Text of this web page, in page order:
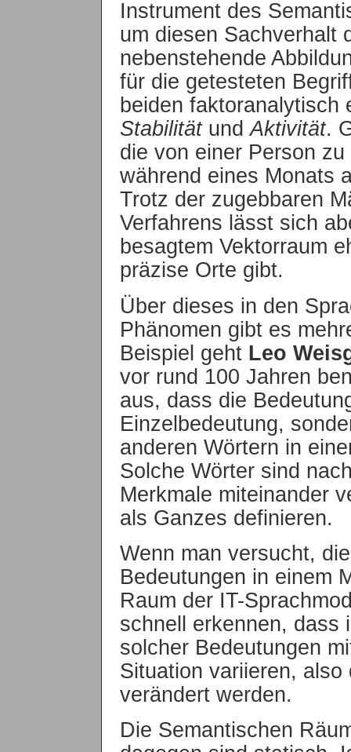
Instrument des
um diesen Sachverhalt
nebenstehende
für die getesteten
beiden faktoranalytisch
StabilitätundAktivität.
die von einer Person
während eines Monats
Trotz der zugebbaren
Verfahrens lässt sich
besagtem Vektorraum
präzise Orte gibt.
Über dieses in den
Phänomen gibt es
Beispiel geht Leo
vor rund 100 Jahren
aus, dass die
Einzelbedeutung,
anderen Wörtern in
Solche Wörter sind
Merkmale miteinander
als Ganzes definieren.
Wenn man versucht,
Bedeutungen in einem
Raum der IT-
schnell erkennen, dass
solcher Bedeutungen
Situation variieren,
verändert werden.
Die Semantischen